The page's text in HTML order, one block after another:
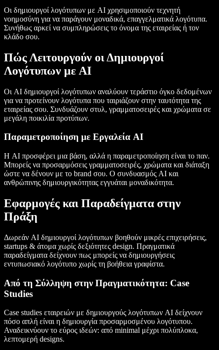
Οι δημιουργοί λογότυπων με AI χρησιμοποιούν τεχνητή
νοημοσύνη για να παράγουν μοναδικά, επαγγελματικά λογότυπα.
Συνήθως αρκεί να συμπληρώσεις το όνομα της εταιρείας ή τον
κλάδο σου.
Πώς Λειτουργούν οι Δημιουργοί
Λογότυπων με AI
Οι AI δημιουργοί λογότυπων αναλύουν τεράστιο όγκο δεδομένων
για να προτείνουν λογότυπα που ταιριάζουν στην ταυτότητα της
εταιρείας σου. Συνδυάζουν στυλ, γραμματοσειρές και χρώματα σε
μεγάλη ποικιλία προτύπων.
Παραμετροποίηση με Εργαλεία AI
Η AI προσφέρει μια βάση, αλλά η παραμετροποίηση είναι το παν.
Μπορείς να προσαρμόσεις γραμματοσειρές, χρώματα και διάταξη
ώστε να δένουν με το brand σου. Ο συνδυασμός AI και
ανθρώπινης δημιουργικότητας εγγυάται μοναδικότητα.
Εφαρμογές και Παραδείγματα στην
Πράξη
Δωρεάν AI δημιουργοί λογότυπων βοηθούν μικρές επιχειρήσεις,
startups & άτομα χωρίς δεξιότητες design. Πραγματικά
παραδείγματα δείχνουν πως μπορείς να δημιουργήσεις
εντυπωσιακό λογότυπο χωρίς τη βοήθεια γραφίστα.
Από τη Σύλληψη στην Πραγματικότητα: Case
Studies
Case studies εταιρειών με δημιουργούς λογότυπων AI δείχνουν
πόσο απλή είναι η δημιουργία προσαρμοσμένου λογότυπου.
Αναδεικνύουν το εύρος ιδεών: από minimal μέχρι πολύπλοκα,
λεπτομερή designs.